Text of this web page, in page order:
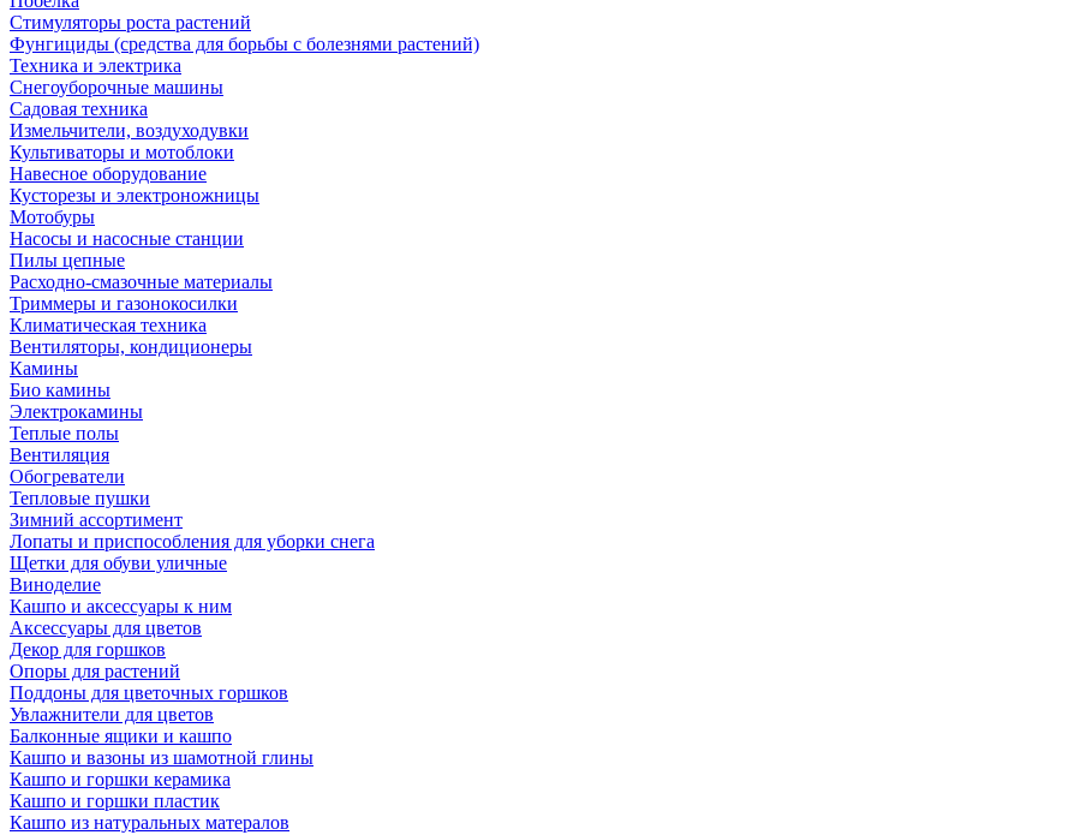
Стимуляторы роста растений
Фунгициды (средства для борьбы с болезнями растений)
Техника и электрика
Снегоуборочные машины
Садовая техника
Измельчители, воздуходувки
Культиваторы и мотоблоки
Навесное оборудование
Кусторезы и электроножницы
Мотобуры
Насосы и насосные станции
Пилы цепные
Расходно-смазочные материалы
Триммеры и газонокосилки
Климатическая техника
Вентиляторы, кондиционеры
Камины
Био камины
Электрокамины
Теплые полы
Вентиляция
Обогреватели
Тепловые пушки
Зимний ассортимент
Лопаты и приспособления для уборки снега
Щетки для обуви уличные
Виноделие
Кашпо и аксессуары к ним
Аксессуары для цветов
Декор для горшков
Опоры для растений
Поддоны для цветочных горшков
Увлажнители для цветов
Балконные ящики и кашпо
Кашпо и вазоны из шамотной глины
Кашпо и горшки керамика
Кашпо и горшки пластик
Кашпо из натуральных матералов